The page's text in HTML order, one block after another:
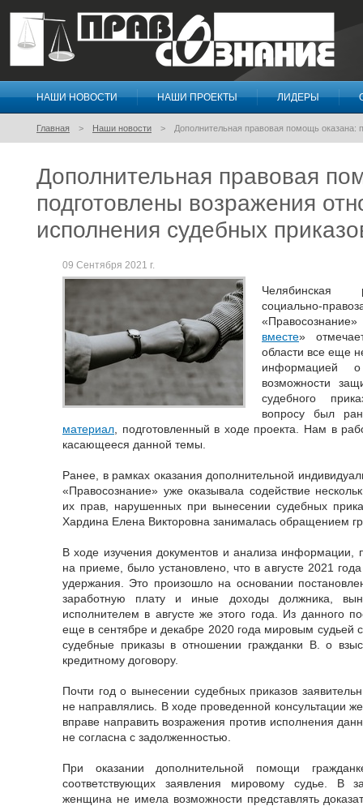
Правосознание
НАШИ НОВОСТИ НАШИ ПРОЕКТЫ ЛИДЕРЫ
Главная Наши новости Дополнительная правовая помощь оказана:
Дополнительная правовая
подготовлены возражения
исполнения судебных
09 Сентября 2021 г.
Челябинская
социально-
вместе»
области все еще
информацией
возможности
судебного
вопросу был
материал , подготовленный в ходе проекта. Нам в
касающееся данной темы.
Ранее, в рамках оказания дополнительной
«Правосознание» уже оказывала содействие
их прав, нарушенных при вынесении судебных
Хардина Елена Викторовна занималась обращением
В ходе изучения документов и анализа информации,
на приеме, было установлено, что в августе 2021
удержания. Это произошло на основании
заработную плату и иные доходы должника,
исполнителем в августе же этого года. Из данного
еще в сентябре и декабре 2020 года мировым судьей
судебные приказы в отношении гражданки В. о
кредитному договору.
Почти год о вынесении судебных приказов
не направлялись. В ходе проведенной консультации
вправе направить возражения против исполнения
не согласна с задолженностью.
При оказании дополнительной помощи
соответствующих заявления мировому судье. В
женщина не имела возможности представлять